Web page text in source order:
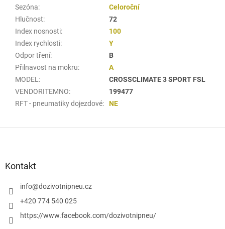
Sezóna:
Celoroční
Hlučnost:
72
Index nosnosti:
100
Index rychlosti:
Y
Odpor tření:
B
Přilnavost na mokru:
A
MODEL :
CROSSCLIMATE 3 SPORT FSL
VENDORITEMNO:
199477
RFT - pneumatiky dojezdové: NE
Kontakt
info@dozivotnipneu.cz
+420 774 540 025
https://www.facebook.com/dozivotnipneu/